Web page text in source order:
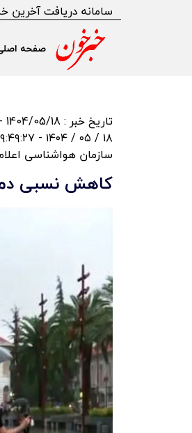
سامانه دریافت آخرین
صفحه
تاریخ خبر : 1404/05/18 - 08:49:27
۱۸ / ۰۵ / ۱۴۰۴ - ۰۹:۴۹:۲۷
سازمان هواشناسی
کاهش نسبی دما